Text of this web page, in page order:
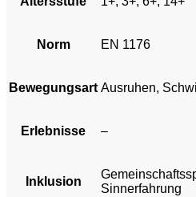
Norm EN 1176
Bewegungsart Ausruhen,
Erlebnisse –
Inklusion
Sinnerfahrung